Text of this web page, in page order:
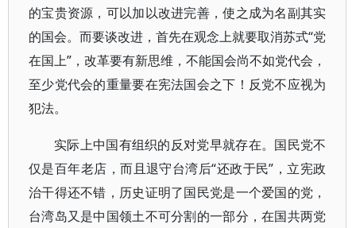
的宝贵资源，可以加以改进完善，使之成为名副其实
的国会。而要谈改进，首先在观念上就要取消苏式“党
在国上”，改革要有新思维，不能国会尚不如党代会，
至少党代会的重量要在宪法国会之下！反党不应视为
犯法。
实际上中国有组织的反对党早就存在。国民党不
仅是百年老店，而且退守台湾后“还政于民”，立宪政
治干得还不错，历史证明了国民党是一个爱国的党，
台湾岛又是中国领土不可分割的一部分，在国共两党